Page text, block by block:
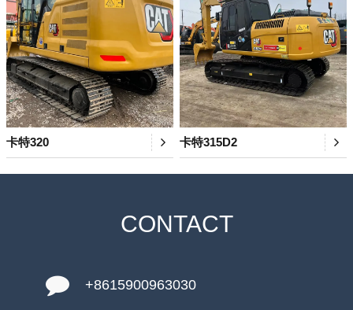
卡特320 卡特315D2
CONTACT
+8615900963030